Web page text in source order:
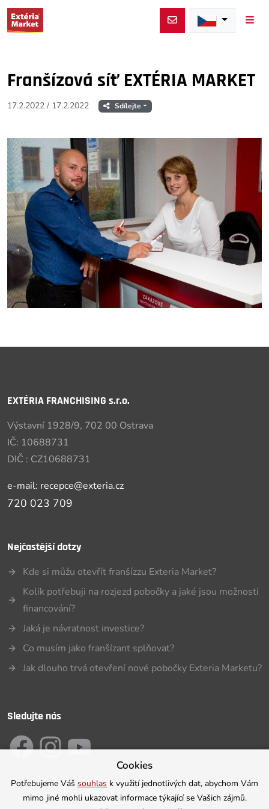
Franšízová síť EXTÉRIA MARKET
17.2.2022 / 17.2.2022 Sdílejte
EXTÉRIA FRANCHISING s.r.o.
Výstavní 1928/9, 702 00 Ostrava
IČ: 10688731
DIČ : CZ10688731
e-mail: recepce@exteria.cz
720 023 709
Nejčastější dotzy
Kde si můžu otevřít franšízzu Exteria Market?
Kolik potřebuji na rozjezd pobočky a jaké jsou možnosti
financování?
Jaká je návratnost investice?
Co musím jako franšízant splňovat?
Jak dlouho trvá otevření nové pobočky Exteria Marketu?
Sledujte nás
Cookies
Potřebujeme Váš souhlas k využití jednotlivých dat, abychom Vám
mimo jiné mohli ukazovat informace týkající se Vašich zájmů.